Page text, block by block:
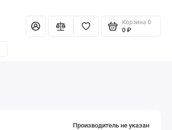
Корзина 0
0 ₽
Производитель не указан